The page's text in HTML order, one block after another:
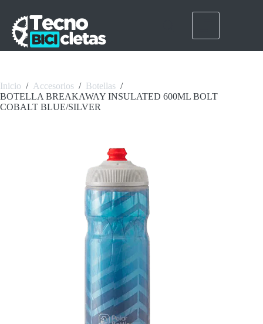
contenido
Inicio / Accesorios / Botellas /
BOTELLA BREAKAWAY INSULATED 600ML BOLT
COBALT BLUE/SILVER